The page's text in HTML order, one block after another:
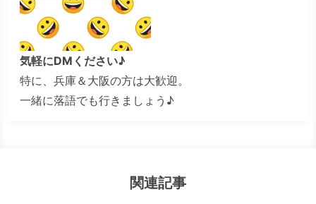
気軽にDMください♪
特に、兵庫＆大阪の方は大歓迎。
一緒に落語でも行きましょう♪
関連記事